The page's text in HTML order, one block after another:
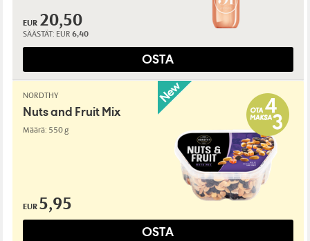
EUR 20,50
SÄÄSTÄT: EUR 6,40
OSTA
NORDTHY
Nuts and Fruit Mix
Määrä: 550 g
EUR 5,95
OSTA